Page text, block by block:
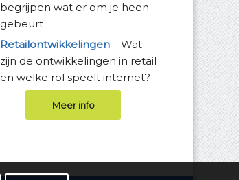
begrijpen wat er om je heen
gebeurt
Retailontwikkelingen – Wat
zijn de ontwikkelingen in retail
en welke rol speelt internet?
Meer info